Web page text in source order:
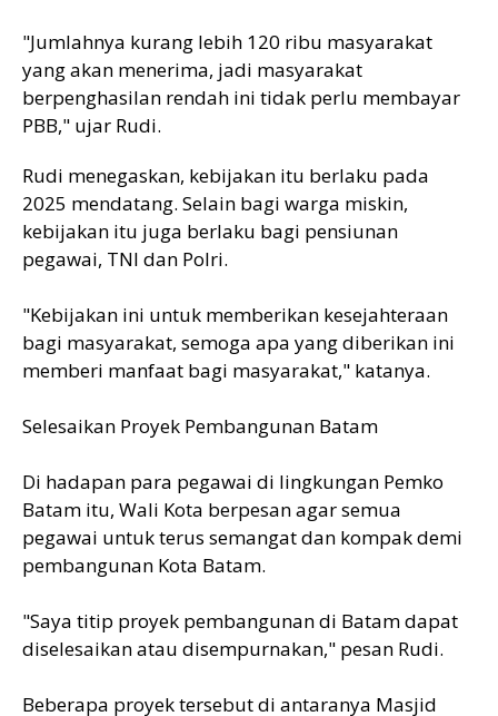
"Jumlahnya kurang lebih 120 ribu masyarakat
yang akan menerima, jadi masyarakat
berpenghasilan rendah ini tidak perlu membayar
PBB," ujar Rudi.
Rudi menegaskan, kebijakan itu berlaku pada
2025 mendatang. Selain bagi warga miskin,
kebijakan itu juga berlaku bagi pensiunan
pegawai, TNI dan Polri.
"Kebijakan ini untuk memberikan kesejahteraan
bagi masyarakat, semoga apa yang diberikan ini
memberi manfaat bagi masyarakat," katanya.
Selesaikan Proyek Pembangunan Batam
Di hadapan para pegawai di lingkungan Pemko
Batam itu, Wali Kota berpesan agar semua
pegawai untuk terus semangat dan kompak demi
pembangunan Kota Batam.
"Saya titip proyek pembangunan di Batam dapat
diselesaikan atau disempurnakan," pesan Rudi.
Beberapa proyek tersebut di antaranya Masjid